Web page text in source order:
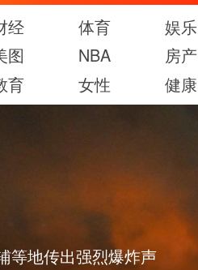
经 体育 娱乐
图
NBA 房产
育
女性 健康
等地传出强烈爆炸声